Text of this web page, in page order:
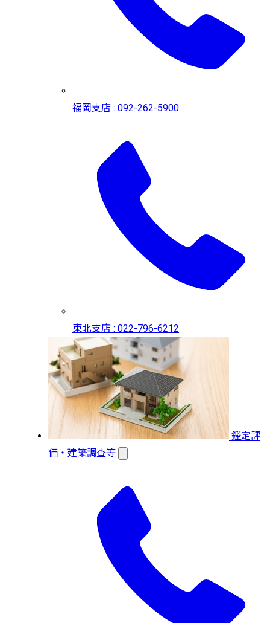
福岡支店 : 092-262-5900
東北支店 : 022-796-6212
鑑定評
価・建築調査等